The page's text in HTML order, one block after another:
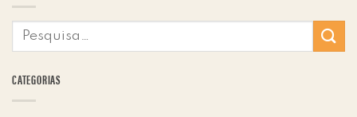
CATEGORIAS